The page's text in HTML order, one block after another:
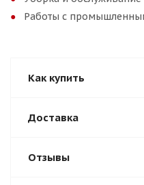
Работы с
Как купить
Доставка
Отзывы